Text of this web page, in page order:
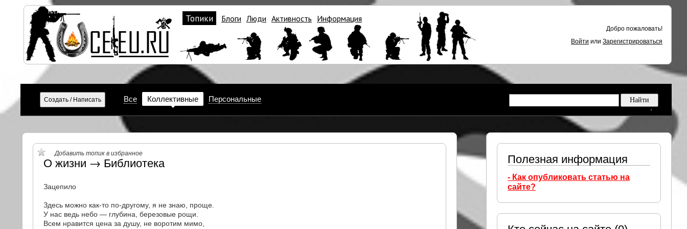
Топики Блоги Люди Активность Информация
Добро пожаловать!
Войти или Зарегистрироваться
Все Коллективные Персональные
Полезная информация
- Как опубликовать статью на
сайте?
Добавить топик в избранное
О жизни → Библиотека
Зацепило
Здесь можно как-то по-другому, я не знаю, проще.
У нас ведь небо — глубина, березовые рощи.
Всем нравится цена за душу, не воротим мимо,